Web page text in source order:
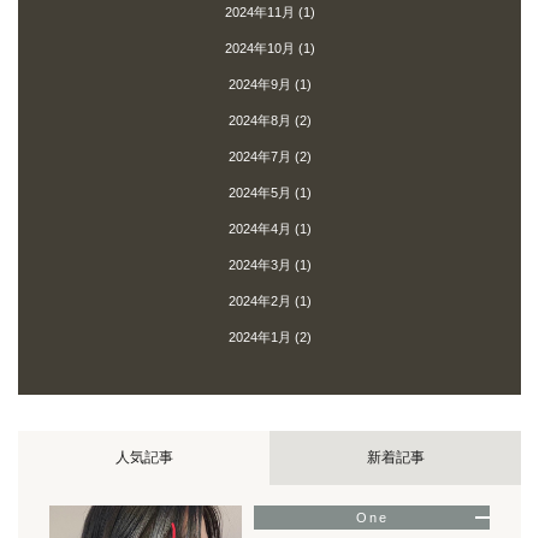
2024年11月 (1)
2024年10月 (1)
2024年9月 (1)
2024年8月 (2)
2024年7月 (2)
2024年5月 (1)
2024年4月 (1)
2024年3月 (1)
2024年2月 (1)
2024年1月 (2)
人気記事 新着記事